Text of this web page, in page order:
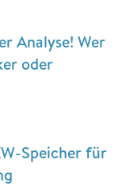
Analyse! Wer
oder
Speicher für